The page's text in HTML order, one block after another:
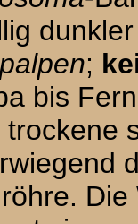
;
bis
trockene